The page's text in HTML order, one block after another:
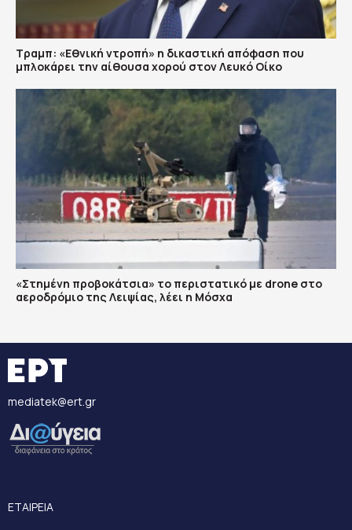
Τραμπ: «Εθνική ντροπή» η δικαστική απόφαση που
μπλοκάρει την αίθουσα χορού στον Λευκό Οίκο
«Στημένη προβοκάτσια» το περιστατικό με drone στο
αεροδρόμιο της Λειψίας, λέει η Μόσχα
mediatek@ert.gr
ΕΤΑΙΡΕΙΑ